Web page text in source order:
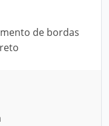
de bordas